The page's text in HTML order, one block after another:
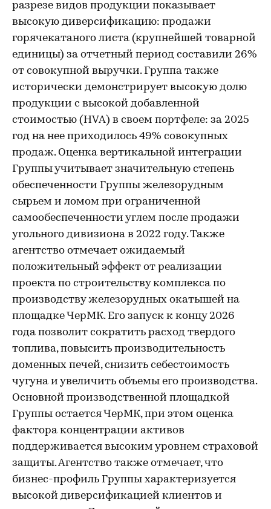
разрезе видов продукции показывает
высокую диверсификацию: продажи
горячекатаного листа (крупнейшей товарной
единицы) за отчетный период составили 26%
от совокупной выручки. Группа также
исторически демонстрирует высокую долю
продукции с высокой добавленной
стоимостью (HVA) в своем портфеле: за 2025
год на нее приходилось 49% совокупных
продаж. Оценка вертикальной интеграции
Группы учитывает значительную степень
обеспеченности Группы железорудным
сырьем и ломом при ограниченной
самообеспеченности углем после продажи
угольного дивизиона в 2022 году. Также
агентство отмечает ожидаемый
положительный эффект от реализации
проекта по строительству комплекса по
производству железорудных окатышей на
площадке ЧерМК. Его запуск к концу 2026
года позволит сократить расход твердого
топлива, повысить производительность
доменных печей, снизить себестоимость
чугуна и увеличить объемы его производства.
Основной производственной площадкой
Группы остается ЧерМК, при этом оценка
фактора концентрации активов
поддерживается высоким уровнем страховой
защиты. Агентство также отмечает, что
бизнес-профиль Группы характеризуется
высокой диверсификацией клиентов и